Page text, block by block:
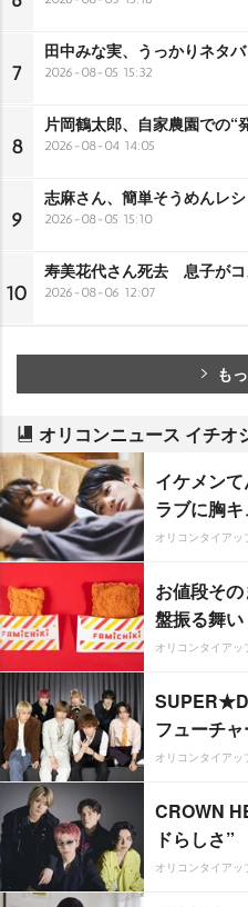
7
田中みな実、うっかりネタ
2026-08-05 15:32
8
片岡鶴太郎、自家農園での“
2026-08-04 14:05
9
志麻さん、簡単そうめんレ
2026-08-05 15:10
10
寿美花代さん死去 息子がコ
2026-08-06 12:07
も
オリコンニュース イチオ
イケメン
ラブに胸
オリコンタイアッ
お値段そ
盤振る舞い
オリコンタイアッ
フューチャ
オリコンタイアッ
CROWN
ドらしさ”
オリコンタイアッ